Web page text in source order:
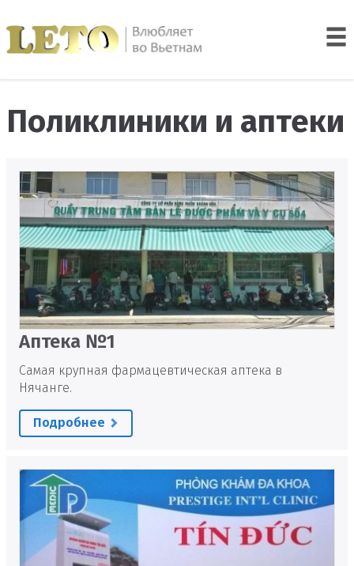
Поликлиники и аптеки
Аптека №1
Самая крупная фармацевтическая аптека в
Нячанге.
Подробнее